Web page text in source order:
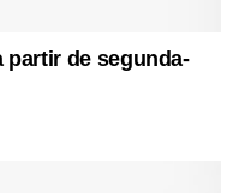
partir de segunda-